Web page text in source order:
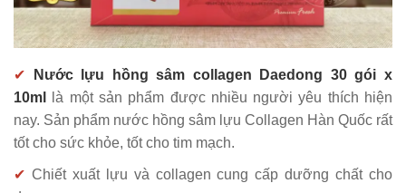
✔
Nước lựu hồng sâm collagen Daedong 30 gói x
10ml
là một sản phẩm được nhiều người yêu thích hiện
nay. Sản phẩm nước hồng sâm lựu Collagen Hàn Quốc rất
tốt cho sức khỏe, tốt cho tim mạch.
✔ Chiết xuất lựu và collagen cung cấp dưỡng chất cho